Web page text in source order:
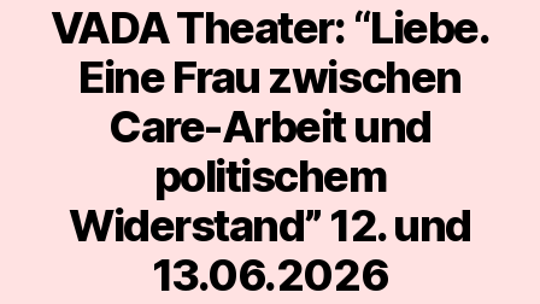
Categories
VADA Theater: “Liebe.
Eine Frau zwischen
Care-Arbeit und
politischem
Widerstand” 12. und
13.06.2026